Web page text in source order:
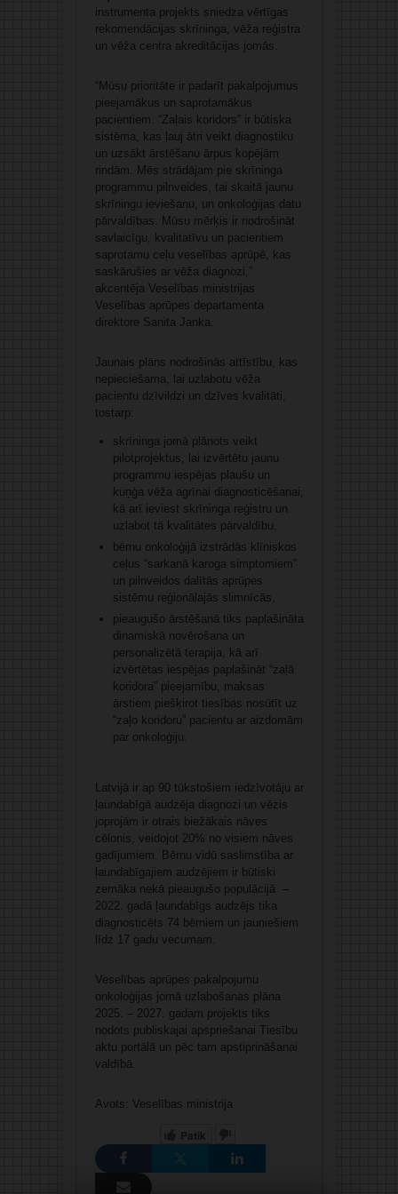
instrumenta projekts sniedza vērtīgas
rekomendācijas skrīninga, vēža reģistra
un vēža centra akreditācijas jomās.
“Mūsu prioritāte ir padarīt pakalpojumus
pieejamākus un saprotamākus
pacientiem. “Zaļais koridors” ir būtiska
sistēma, kas ļauj ātri veikt diagnostiku
un uzsākt ārstēšanu ārpus kopējām
rindām. Mēs strādājam pie skrīninga
programmu pilnveides, tai skaitā jaunu
skrīningu ieviešanu, un onkoloģijas datu
pārvaldības. Mūsu mērķis ir nodrošināt
savlaicīgu, kvalitatīvu un pacientiem
saprotamu ceļu veselības aprūpē, kas
saskārušies ar vēža diagnozi,”
akcentēja Veselības ministrijas
Veselības aprūpes departamenta
direktore Sanita Janka.
Jaunais plāns nodrošinās attīstību, kas
nepieciešama, lai uzlabotu vēža
pacientu dzīvildzi un dzīves kvalitāti,
tostarp:
skrīninga jomā plānots veikt
pilotprojektus, lai izvērtētu jaunu
programmu iespējas plaušu un
kuņģa vēža agrīnai diagnosticēšanai,
kā arī ieviest skrīninga reģistru un
uzlabot tā kvalitātes pārvaldību,
bērnu onkoloģijā izstrādās klīniskos
ceļus “sarkanā karoga simptomiem”
un pilnveidos dalītās aprūpes
sistēmu reģionālajās slimnīcās,
pieaugušo ārstēšanā tiks paplašināta
dinamiskā novērošana un
personalizētā terapija, kā arī
izvērtētas iespējas paplašināt “zaļā
koridora” pieejamību, maksas
ārstiem piešķirot tiesības nosūtīt uz
“zaļo koridoru” pacientu ar aizdomām
par onkoloģiju.
Latvijā ir ap 90 tūkstošiem iedzīvotāju ar
ļaundabīgā audzēja diagnozi un vēzis
joprojām ir otrais biežākais nāves
cēlonis, veidojot 20% no visiem nāves
gadījumiem. Bērnu vidū saslimstība ar
ļaundabīgajiem audzējiem ir būtiski
zemāka nekā pieaugušo populācijā –
2022. gadā ļaundabīgs audzējs tika
diagnosticēts 74 bērniem un jauniešiem
līdz 17 gadu vecumam.
Veselības aprūpes pakalpojumu
onkoloģijas jomā uzlabošanas plāna
2025. – 2027. gadam projekts tiks
nodots publiskajai apspriešanai Tiesību
aktu portālā un pēc tam apstiprināšanai
valdībā.
Avots: Veselības ministrija
Patīk